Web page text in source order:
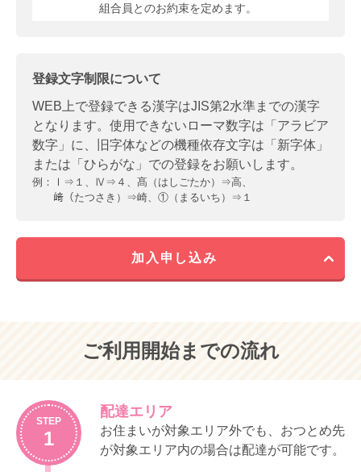
当生協が提供する店舗・共済・その他の
「利用のご案内」、当生協の規程および
個別の申込書等によるものとします。
（サービス内容）
第２条
コープデリ宅配では、利用者（次条によ
り利用登録を行った利用名義者）に対し
て、事前に注文いただいた商品を配達し
ます。
か、当生協が提供する次の事項のために
宅配事業の仕組みを利用することができ
関する資料をお届けします）
災害、極度の悪天候、事故、戦争・地域
紛争、テロ、感染症、停電、その他当生
協に基づかない事由により宅配事業のサ
ービスの全部又は一部の提供を停止する
組合員とのお約束を定めます。
第２条
ウイークリーコープの利用に際しては、
利用代金・手数料等の振替口座を登録し
ていただくものとします。
振替口座登録にあたっては、口座名義人
の承諾を得るものとします。この場合、
名義人からの異議については、利用登録
す。
利用者は所定の WEB ページにメールアド
レス、パスワード等の必要事項を入力
規程のほか、「コープデリｅフレンズ利
用規程」の定めるところによります。
第３条
生協は、利用者（前条により利用登録を
行った利用名義者）に対して、基本的に
週 1 回、商品カタログ及び注文書（以
登録文字制限について
WEB上で登録できる漢字はJIS第2水準までの漢字
となります。使用できないローマ数字は「アラビア
数字」に、旧字体などの機種依存文字は「新字体」
または「ひらがな」での登録をお願いします。
例：
Ⅰ⇒１、Ⅳ⇒４、髙（はしごたか）⇒高、
﨑（たつさき）⇒崎、①（まるいち）⇒１
加入申し込み
ご利用開始までの流れ
STEP
1
配達エリア
お住まいが対象エリア外でも、おつとめ先
が対象エリア内の場合は配達が可能です。